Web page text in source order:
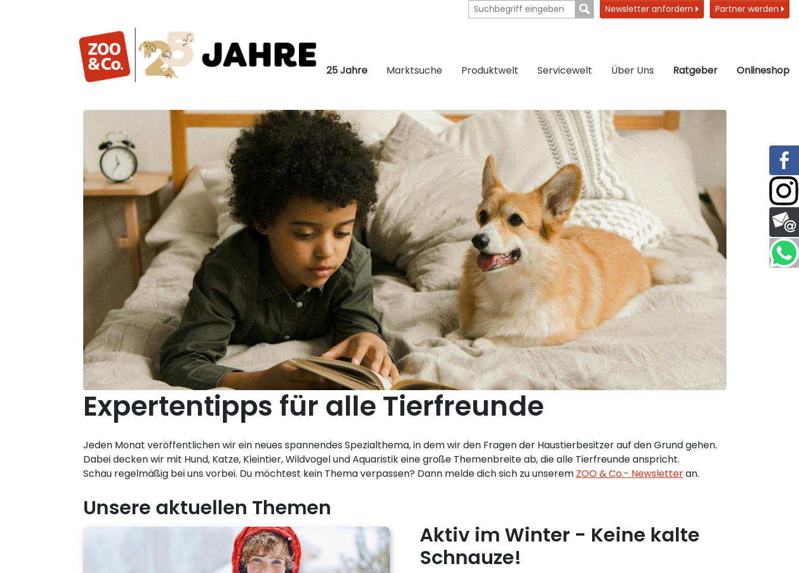
Newsletter anfordern Partner werden
25 Jahre Marktsuche Produktwelt Servicewelt Über Uns Ratgeber Onlineshop
Expertentipps für alle Tierfreunde
Jeden Monat veröffentlichen wir ein neues spannendes Spezialthema, in dem wir den Fragen der Haustierbesitzer auf den Grund gehen.
Dabei decken wir mit Hund, Katze, Kleintier, Wildvogel und Aquaristik eine große Themenbreite ab, die alle Tierfreunde anspricht.
Schau regelmäßig bei uns vorbei. Du möchtest kein Thema verpassen? Dann melde dich sich zu unserem ZOO & Co.- Newsletteran.
Unsere aktuellen Themen
Aktiv im Winter - Keine kalte
Schnauze!